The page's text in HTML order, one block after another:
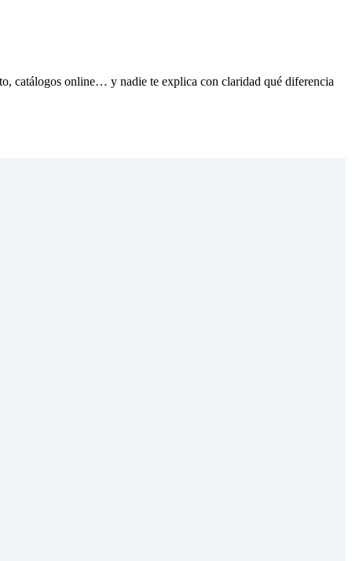
catálogos online… y nadie te explica con claridad qué diferencia